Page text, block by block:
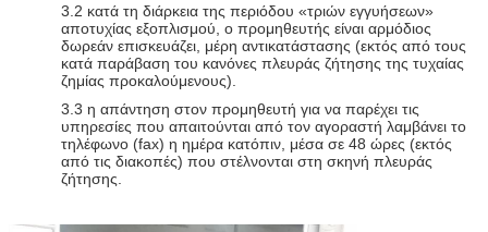
3.2 κατά τη διάρκεια της περιόδου «τριών εγγυήσεων»
αποτυχίας εξοπλισμού, ο προμηθευτής είναι αρμόδιος
δωρεάν επισκευάζει, μέρη αντικατάστασης (εκτός από τους
κατά παράβαση του κανόνες πλευράς ζήτησης της τυχαίας
ζημίας προκαλούμενους).
3.3 η απάντηση στον προμηθευτή για να παρέχει τις
υπηρεσίες που απαιτούνται από τον αγοραστή λαμβάνει το
τηλέφωνο (fax) η ημέρα κατόπιν, μέσα σε 48 ώρες (εκτός
από τις διακοπές) που στέλνονται στη σκηνή πλευράς
ζήτησης.